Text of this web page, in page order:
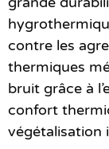
contre les
thermiques
bruit grâce à
confort
végétalisation